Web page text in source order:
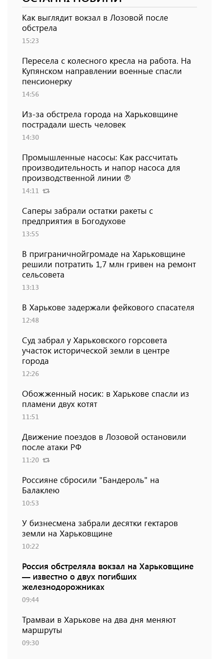
Как выглядит вокзал в Лозовой после
обстрела
15:23
Пересела с колесного кресла на работа. На
Купянском направлении военные спасли
пенсионерку
14:56
Из-за обстрела города на Харьковщине
пострадали шесть человек
14:30
Промышленные насосы: Как рассчитать
производительность и напор насоса для
производственной линии ℗
14:11
Саперы забрали остатки ракеты с
предприятия в Богодухове
13:55
В приграничнойгромаде на Харьковщине
решили потратить 1,7 млн ​​гривен на ремонт
сельсовета
13:13
В Харькове задержали фейкового спасателя
12:48
Суд забрал у Харьковского горсовета
участок исторической земли в центре
города
12:26
Обожженный носик: в Харькове спасли из
пламени двух котят
11:51
Движение поездов в Лозовой остановили
после атаки РФ
11:20
Россияне сбросили "Бандероль" на
Балаклею
10:53
У бизнесмена забрали десятки гектаров
земли на Харьковщине
10:22
Россия обстреляла вокзал на Харьковщине
— известно о двух погибших
железнодорожниках
09:44
Трамваи в Харькове на два дня меняют
маршруты
09:30